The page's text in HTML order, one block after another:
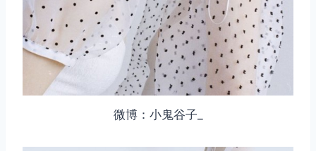
微博：小鬼谷子_